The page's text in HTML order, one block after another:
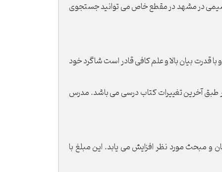
شیمی در مشهد در مقطع خاص می توانید جستجوی
قدرت بیان بالا و علم کافی قادر است شاگرد خود
آخرین تغییرات کتاب درسی می باشد. مدرس
در دبیرستان و مبحث مورد نظر افزایش می یابد. این مبلغ با